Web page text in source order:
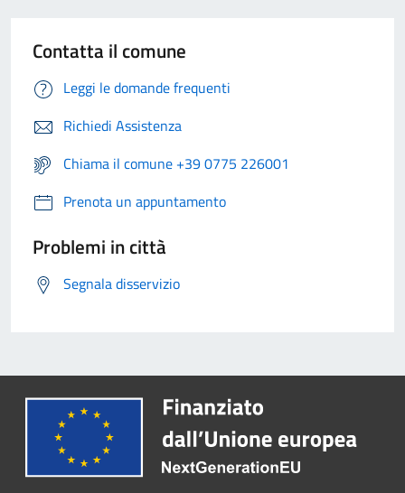
Contatta il comune
Leggi le domande frequenti
Richiedi Assistenza
Chiama il comune +39 0775 226001
Prenota un appuntamento
Problemi in città
Segnala disservizio